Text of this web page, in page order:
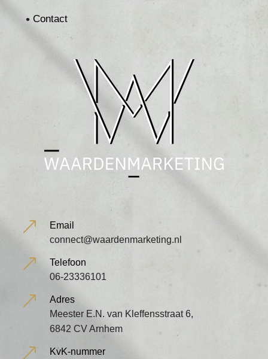
Contact
&
Email
connect@waardenmarketing.nl
&
Telefoon
06-23336101
&
Adres
Meester E.N. van Kleffensstraat 6,
6842 CV Arnhem
& KvK-nummer